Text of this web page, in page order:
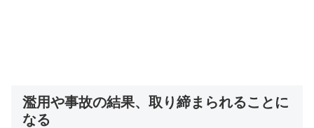
濫用や事故の結果、取り締まられることに
なる